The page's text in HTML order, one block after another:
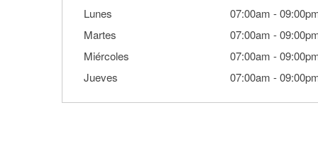
Lunes
07:00am -
Martes
07:00am -
Miércoles
07:00am -
Jueves
07:00am -